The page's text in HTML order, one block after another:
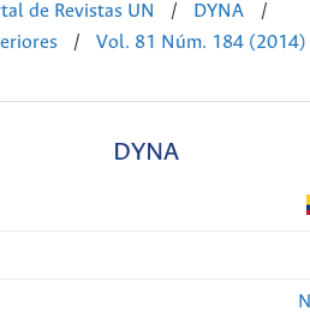
de Revistas UN / DYNA
/
/
Vol. 81 Núm. 184 (2014)
DYNA